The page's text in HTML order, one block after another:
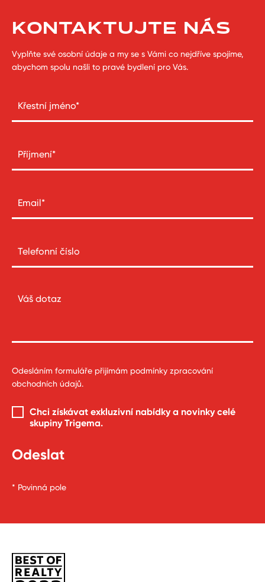
KONTAKTUJTE NÁS
Vyplňte své osobní údaje a my se s Vámi co nejdříve spojíme,
abychom spolu našli to pravé bydlení pro Vás.
Odesláním formuláře přijímám podmínky zpracování
obchodních údajů.
Chci získávat exkluzivní nabídky a novinky celé
skupiny Trigema.
* Povinná pole